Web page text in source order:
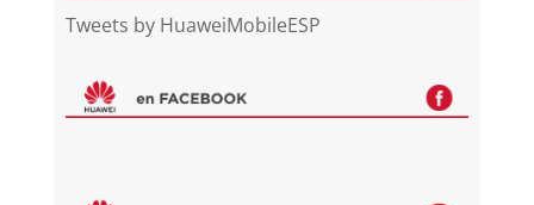
Tweets by HuaweiMobileESP